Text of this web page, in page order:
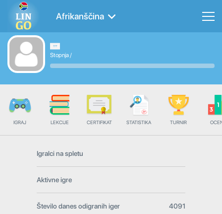
Afrikanščina
Stopnja/
IGRAJ LEKCIJE CERTIFIKAT STATISTIKA TURNIR
Igralci na spletu
Aktivne igre
Število danes odigranih iger 4091